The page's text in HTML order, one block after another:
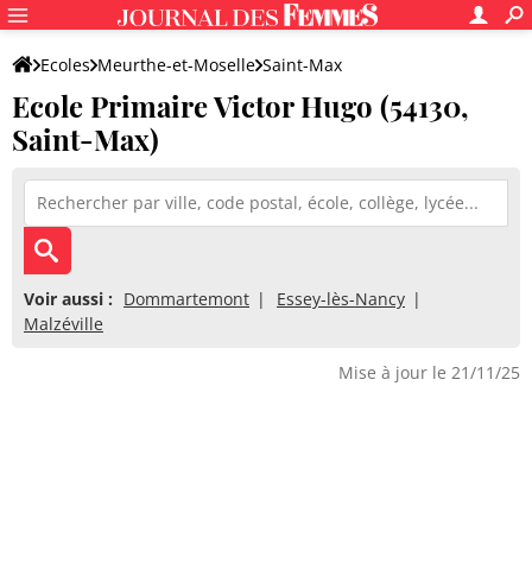
Ecoles Meurthe-et-Moselle Saint-Max
Ecole Primaire Victor Hugo
Ecole Primaire Victor Hugo (54130,
Saint-Max)
Voir aussi : Dommartemont
Essey-lès-Nancy
Malzéville
Mise à jour le 21/11/25